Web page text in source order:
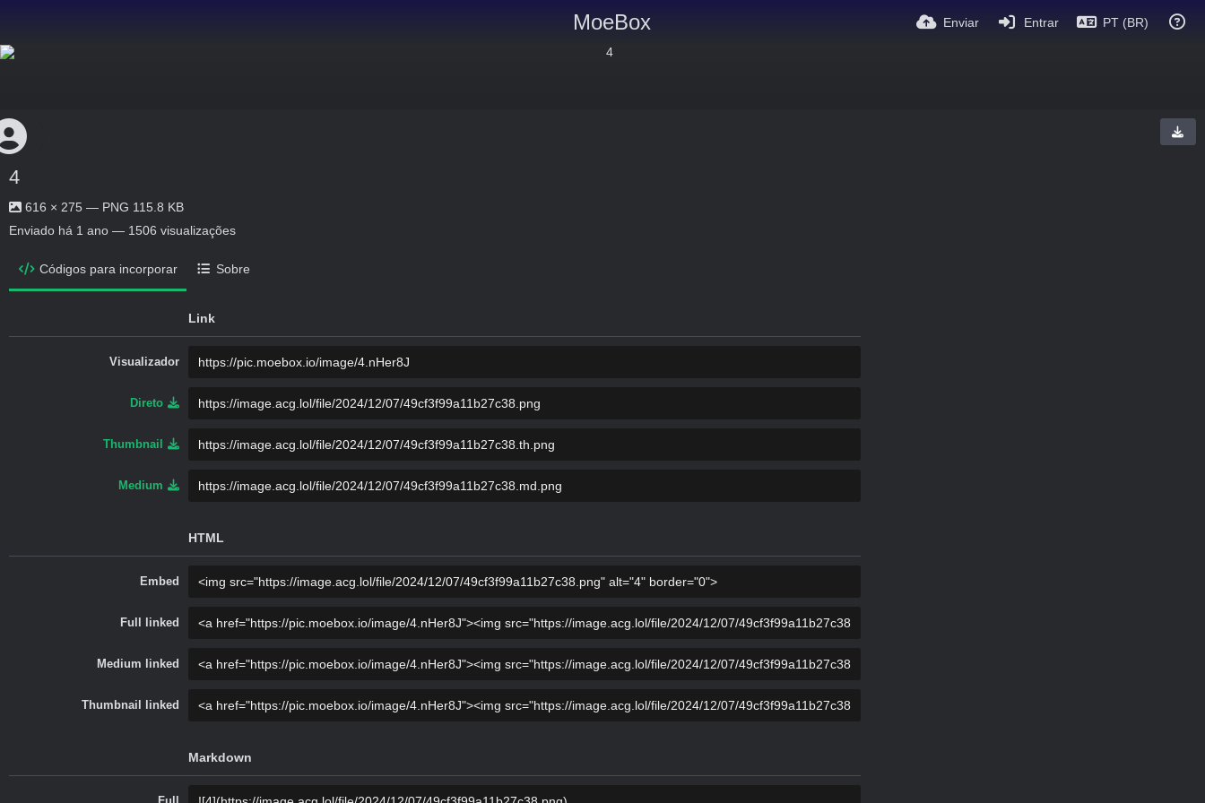
MoeBox Enviar Entrar PT (BR)
4
616 × 275 — PNG 115.8 KB
Enviado há 1 ano — 1506 visualizações
Códigos para incorporar Sobre
Link
Visualizador
Direto
Thumbnail
Medium
HTML
Embed
Full linked
Medium linked
Thumbnail linked
Markdown